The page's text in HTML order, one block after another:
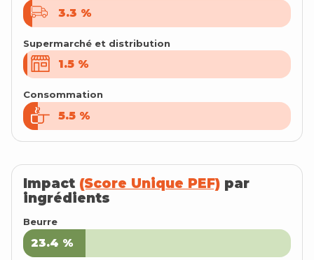
3.3 %
3.3 %
Supermarché et distribution
1.5%
1.5%
Consommation
5.5%
5.5%
Impact (Score Unique PEF) par
ingrédients
Beurre
23.4 %
23.4 %